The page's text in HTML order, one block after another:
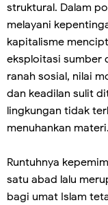
struktural. Dalam
melayani
kapitalisme
eksploitasi sumber
ranah sosial, nilai
dan keadilan sulit
lingkungan tidak
menuhankan materi.
Runtuhnya
satu abad lalu
bagi umat Islam